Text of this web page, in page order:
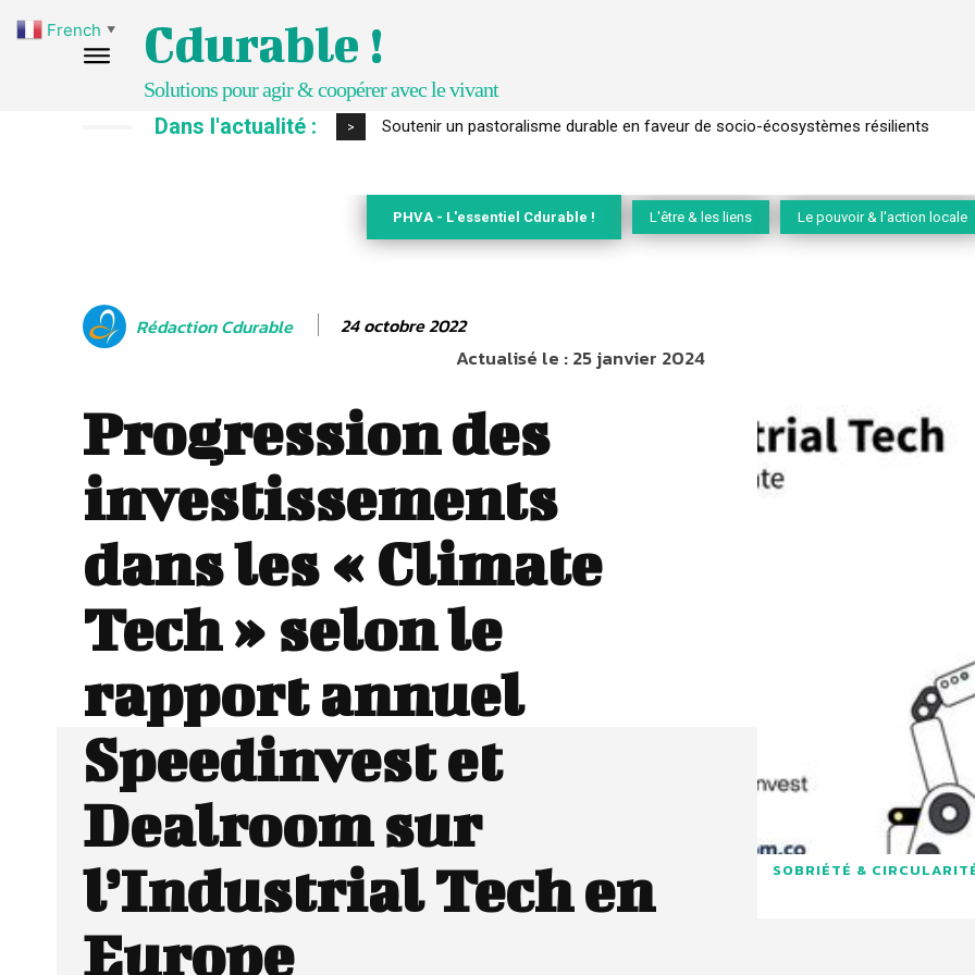
Cdurable !
Solutions pour agir & coopérer avec le vivant
Dans l'actualité : > S’inspirer de l’arbre pour un modèle économique régénératif du vivant …
PHVA - L'essentiel Cdurable ! L'être & les liens Le pouvoir & l'action locale
Rédaction Cdurable 24 octobre 2022
Actualisé le :25 janvier 2024
Progression des
investissements
dans les « Climate
Tech » selon le
rapport annuel
Speedinvest et
Dealroom sur
l’Industrial Tech en
Europe
SOBRIÉTÉ &
French ▼